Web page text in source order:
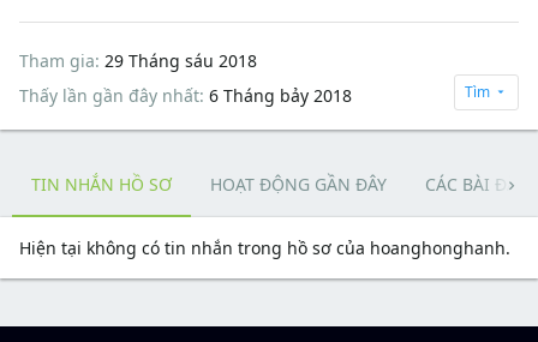
Tham gia 29 Tháng sáu 2018
Thấy lần gần đây nhất 6 Tháng bảy 2018 Tìm
TIN NHẮN HỒ SƠ HOẠT ĐỘNG GẦN ĐÂY CÁC BÀI
Hiện tại không có tin nhắn trong hồ sơ của hoanghonghanh.